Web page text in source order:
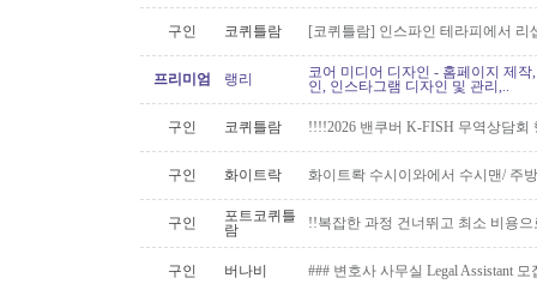
구인 코퀴틀람 [코퀴틀람] 인스파인 테라피에서 리
프리미엄 랭리
코어 미디어 디자인 - 홈페이지 제
인, 인스타그램 디자인 및 관리,..
구인 코퀴틀람 !!!!2026 밴쿠버 K-FISH 무역상담
구인 화이트락 화이트롹 수시이와에서 수시맨/ 주
구인
포트코퀴틀
람
!!복잡한 과정 건너뛰고 최소 비용
구인 버나비 ### 변호사 사무실 Legal Assistant 모